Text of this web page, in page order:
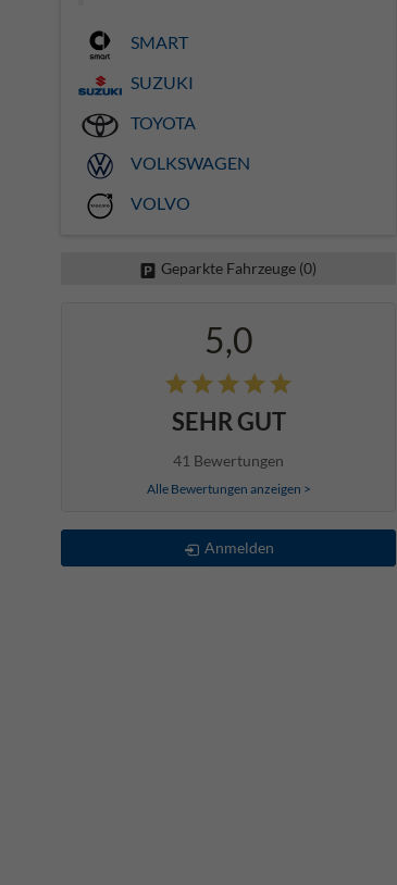
SMART
SUZUKI
TOYOTA
VOLKSWAGEN
VOLVO
Geparkte Fahrzeuge (0)
5,0
SEHR GUT
41 Bewertungen
Alle Bewertungen anzeigen >
Anmelden